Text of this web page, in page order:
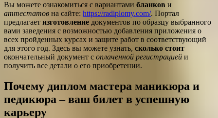
Вы можете ознакомиться с вариантами бланков и
аттестатов на сайте: https://radiplomy.com/. Портал
предлагает изготовление документов по образцу выбранного
вами заведения с возможностью добавления приложения о
всех пройденных курсах и защите работ в соответствующий
для этого год. Здесь вы можете узнать, сколько стоит
окончательный документ с оплаченной регистрацией и
получить все детали о его приобретении.
Почему диплом мастера маникюра и
педикюра – ваш билет в успешную
карьеру